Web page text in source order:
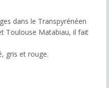
dans le Transpyrénéen
Toulouse Matabiau, il fait
gris et rouge.